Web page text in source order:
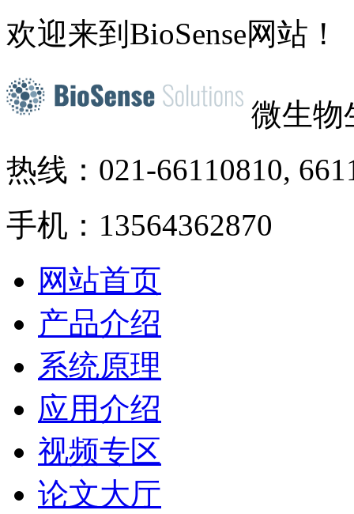
欢迎来到BioSense网站！
微生物
热线：021-66110810,
手机：13564362870
网站首页
产品介绍
系统原理
应用介绍
视频专区
论文大厅